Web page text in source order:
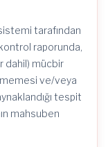
tarafından
raporunda,
dahil) mücbir
ve/veya
tespit
mahsuben